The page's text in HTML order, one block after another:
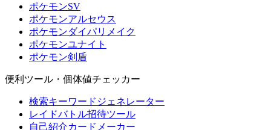
ポケモンSV
ポケモンアルセウス
ポケモンダイパリメイク
ポケモンユナイト
ポケモン剣盾
便利ツール・個体値チェッカー
検索キーワードジェネレーター
レイドバトル招待ツール
自己紹介カードメーカー